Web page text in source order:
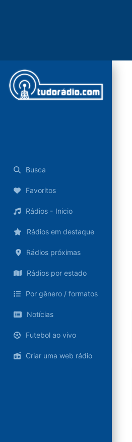
Busca
Favoritos
Rádios - Inicio
Rádios em destaque
Rádios próximas
Rádios por estado
Por gênero / formatos
Notícias
Futebol ao vivo
Criar uma web rádio